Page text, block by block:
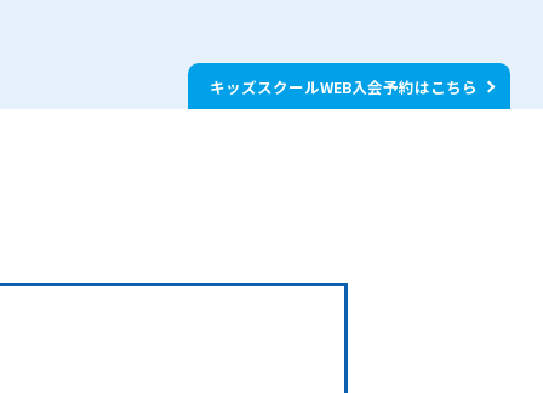
キッズスクールWEB入会予約はこちら